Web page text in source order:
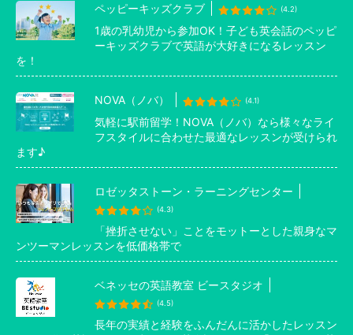
ペッピーキッズクラブ (4.2)
1歳の乳幼児から参加OK！子ども英会話のペッピ
ーキッズクラブで英語が大好きになるレッスン
を！
NOVA（ノバ） (4.1)
気軽に駅前留学！NOVA（ノバ）なら様々なライ
フスタイルに合わせた最適なレッスンが受けられ
ます♪
ロゼッタストーン・ラーニングセンター
(4.3)
「挫折させない」ことをモットーとした親身なマ
ンツーマンレッスンを低価格帯で
ベネッセの英語教室 ビースタジオ
(4.5)
長年の実績と経験をふんだんに活かしたレッスン